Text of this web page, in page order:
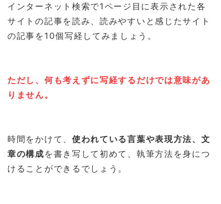
インターネット検索で1ページ目に表示された各
サイトの記事を読み、読みやすいと感じたサイト
の記事を10個写経してみましょう。
ただし、何も考えずに写経するだけでは意味があ
りません。
時間をかけて、 使われている言葉や表現方法、文
章の構成 を書き写して初めて、執筆方法を身につ
けることができるでしょう。